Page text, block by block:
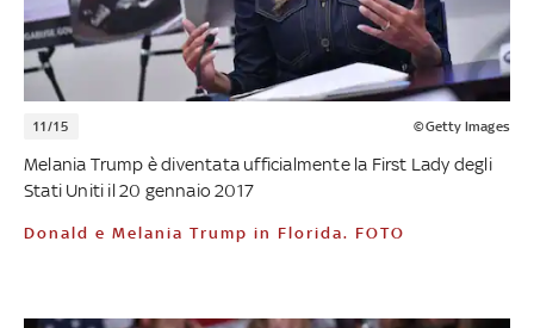
11/15 ©Getty Images
Melania Trump è diventata ufficialmente la First Lady degli
Stati Uniti il 20 gennaio 2017
Donald e Melania Trump in Florida. FOTO